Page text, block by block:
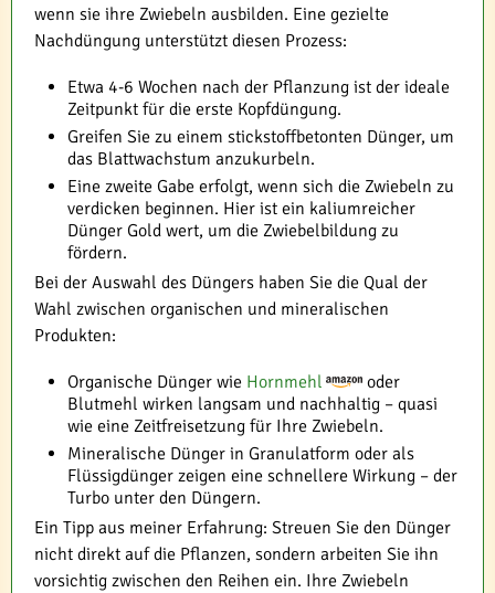
wenn sie ihre Zwiebeln ausbilden. Eine gezielte
Nachdüngung unterstützt diesen Prozess:
Etwa 4-6 Wochen nach der Pflanzung ist der ideale
Zeitpunkt für die erste Kopfdüngung.
Greifen Sie zu einem stickstoffbetonten Dünger, um
das Blattwachstum anzukurbeln.
Eine zweite Gabe erfolgt, wenn sich die Zwiebeln zu
verdicken beginnen. Hier ist ein kaliumreicher
Dünger Gold wert, um die Zwiebelbildung zu
fördern.
Bei der Auswahl des Düngers haben Sie die Qual der
Wahl zwischen organischen und mineralischen
Produkten:
Organische Dünger wie Hornmehl
oder
Blutmehl wirken langsam und nachhaltig – quasi
wie eine Zeitfreisetzung für Ihre Zwiebeln.
Mineralische Dünger in Granulatform oder als
Flüssigdünger zeigen eine schnellere Wirkung – der
Turbo unter den Düngern.
Ein Tipp aus meiner Erfahrung: Streuen Sie den Dünger
nicht direkt auf die Pflanzen, sondern arbeiten Sie ihn
vorsichtig zwischen den Reihen ein. Ihre Zwiebeln